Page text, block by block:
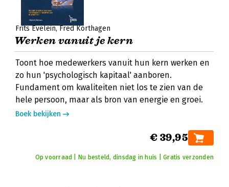
Frits Evelein Fred Korthagen
Werken vanuit je kern
Toont hoe medewerkers vanuit hun kern werken en
zo hun 'psychologisch kapitaal' aanboren.
Fundament om kwaliteiten niet los te zien van de
hele persoon, maar als bron van energie en groei.
Boek bekijken
€ 39,95
Op voorraad | Nu besteld, dinsdag in huis | Gratis verzonden